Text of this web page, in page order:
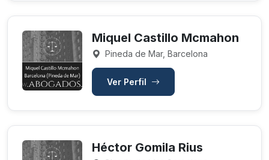
Miquel Castillo Mcmahon
Pineda de Mar, Barcelona
Ver Perfil
Héctor Gomila Rius